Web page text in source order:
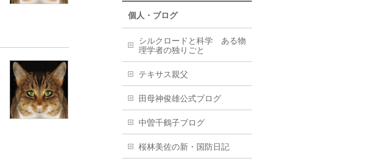
個人・ブログ
シルクロードと科学 ある物
理学者の独りごと
テキサス親父
田母神俊雄公式ブログ
中曽千鶴子ブログ
桜林美佐の新・国防日記